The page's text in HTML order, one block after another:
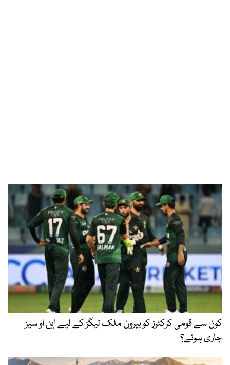
کون سے قومی کرکٹرز کو بیرون ملک لیگز کے لیے این او سیز
جاری ہوئے؟